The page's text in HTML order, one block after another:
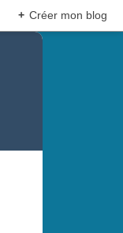
+ Créer mon blog